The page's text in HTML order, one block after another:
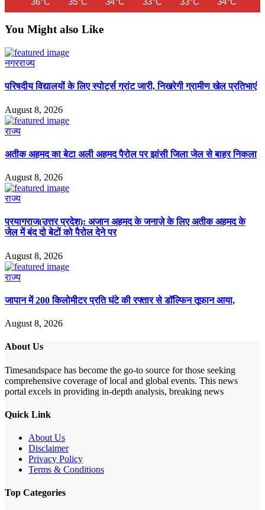
You Might also Like
नगरराज्य
परिषदीय विद्यालयों के लिए स्पोर्ट्स ग्रांट जारी, निखरेगी ग्रामीण खेल प्रतिभाएं
August 8, 2026
राज्य
अतीक अहमद का बेटा अली अहमद पैरोल पर झांसी जिला जेल से बाहर निकला
August 8, 2026
राज्य
प्रयागराज(उत्तर प्रदेश): अजान अहमद के जनाज़े के लिए अतीक अहमद के
जेल में बंद दो बेटों को पैरोल देने पर
August 8, 2026
राज्य
जापान में 200 किलोमीटर प्रति घंटे की रफ्तार से डॉल्फिन तूफान आया,
August 8, 2026
About Us
Timesandspace has become the go-to source for those seeking
comprehensive coverage of local and global events. This news
portal excels in providing in-depth analysis, breaking news
Quick Link
About Us
Disclaimer
Privacy Policy
Terms & Conditions
Top Categories